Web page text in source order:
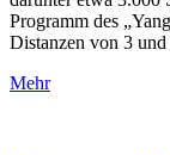
Programm des
Distanzen von 3
Mehr